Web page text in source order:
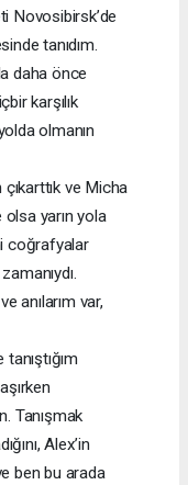
Novosibirsk’de
tanıdım.
daha önce
karşılık
olmanın
ve Micha
yarın yola
coğrafyalar
anılarım var,
Tanışmak
Alex’in
ben bu arada